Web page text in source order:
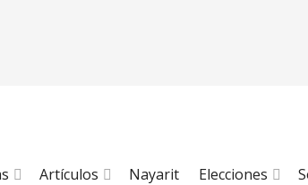
Artículos Nayarit Elecciones